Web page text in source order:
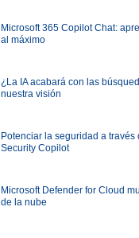
Microsoft 365 Copilot Chat:
al máximo
¿La IA acabará con las
nuestra visión
Potenciar la seguridad a través
Security Copilot
Microsoft Defender for Cloud
de la nube